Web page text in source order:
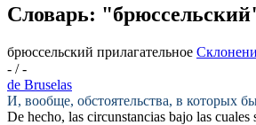
Словарь:
брюссельский прилагательное
- / -
de Bruselas
И, вообще, обстоятельства, в которых
De hecho, las circunstancias bajo las cuales